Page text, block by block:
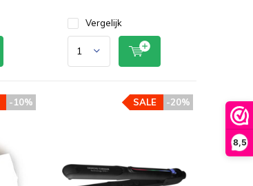
8,5
Vergelijk
-10% -20%
SALE